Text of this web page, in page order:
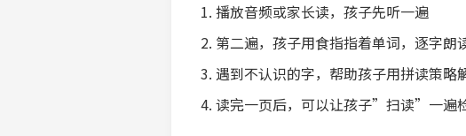
播放音频或家长读，孩子先听一遍
第二遍，孩子用食指指着单词，逐字朗
遇到不认识的字，帮助孩子用拼读策略
读完一页后，可以让孩子”扫读”一遍